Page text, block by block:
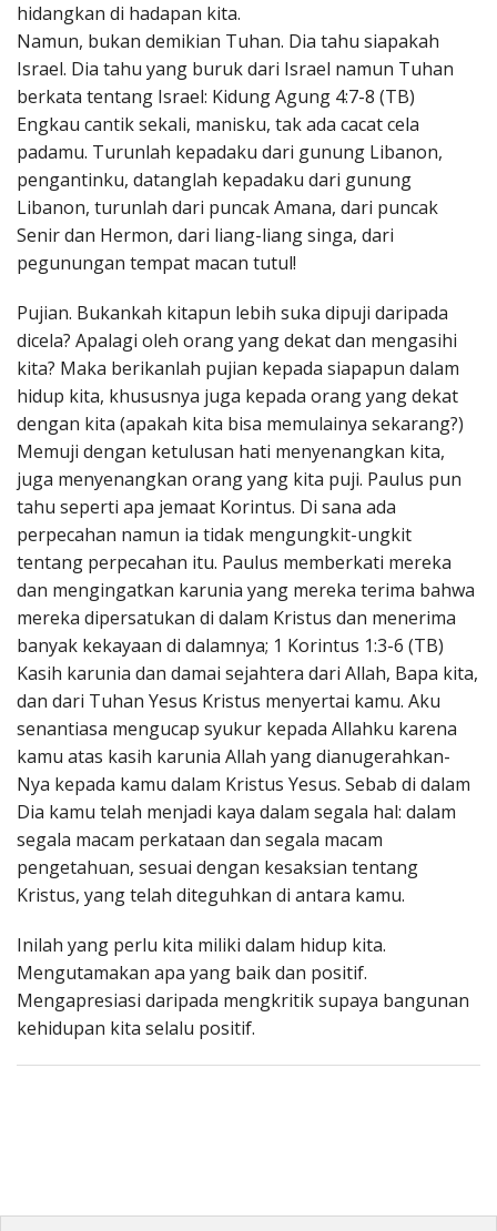
hidangkan di hadapan kita.
Namun, bukan demikian Tuhan. Dia tahu siapakah
Israel. Dia tahu yang buruk dari Israel namun Tuhan
berkata tentang Israel: Kidung Agung 4:7-8 (TB)
Engkau cantik sekali, manisku, tak ada cacat cela
padamu. Turunlah kepadaku dari gunung Libanon,
pengantinku, datanglah kepadaku dari gunung
Libanon, turunlah dari puncak Amana, dari puncak
Senir dan Hermon, dari liang-liang singa, dari
pegunungan tempat macan tutul!
Pujian. Bukankah kitapun lebih suka dipuji daripada
dicela? Apalagi oleh orang yang dekat dan mengasihi
kita? Maka berikanlah pujian kepada siapapun dalam
hidup kita, khususnya juga kepada orang yang dekat
dengan kita (apakah kita bisa memulainya sekarang?)
Memuji dengan ketulusan hati menyenangkan kita,
juga menyenangkan orang yang kita puji. Paulus pun
tahu seperti apa jemaat Korintus. Di sana ada
perpecahan namun ia tidak mengungkit-ungkit
tentang perpecahan itu. Paulus memberkati mereka
dan mengingatkan karunia yang mereka terima bahwa
mereka dipersatukan di dalam Kristus dan menerima
banyak kekayaan di dalamnya; 1 Korintus 1:3-6 (TB)
Kasih karunia dan damai sejahtera dari Allah, Bapa kita,
dan dari Tuhan Yesus Kristus menyertai kamu. Aku
senantiasa mengucap syukur kepada Allahku karena
kamu atas kasih karunia Allah yang dianugerahkan-
Nya kepada kamu dalam Kristus Yesus. Sebab di dalam
Dia kamu telah menjadi kaya dalam segala hal: dalam
segala macam perkataan dan segala macam
pengetahuan, sesuai dengan kesaksian tentang
Kristus, yang telah diteguhkan di antara kamu.
Inilah yang perlu kita miliki dalam hidup kita.
Mengutamakan apa yang baik dan positif.
Mengapresiasi daripada mengkritik supaya bangunan
kehidupan kita selalu positif.